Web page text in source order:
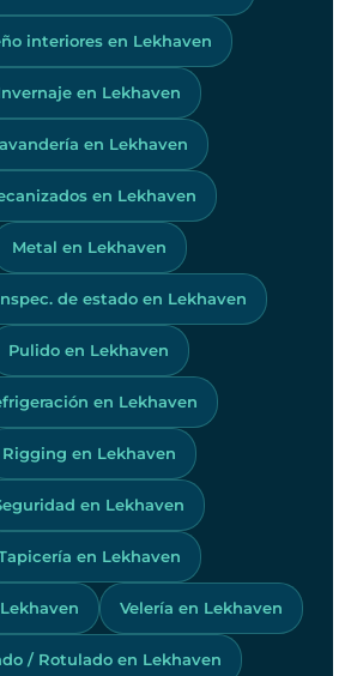
interiores en Lekhaven
en Lekhaven
en Lekhaven
en Lekhaven
Metal en Lekhaven
de estado en Lekhaven
Pulido en Lekhaven
en Lekhaven
Rigging en Lekhaven
en Lekhaven
en Lekhaven
Velería en Lekhaven
/ Rotulado en Lekhaven